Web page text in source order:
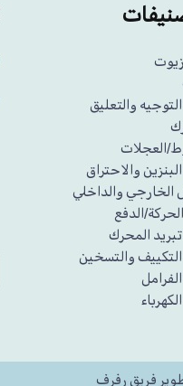
زيوت
والتعليق
العجلات
والاحتراق
الخارجي والداخلي
الدفع
المحرك
والتسخين